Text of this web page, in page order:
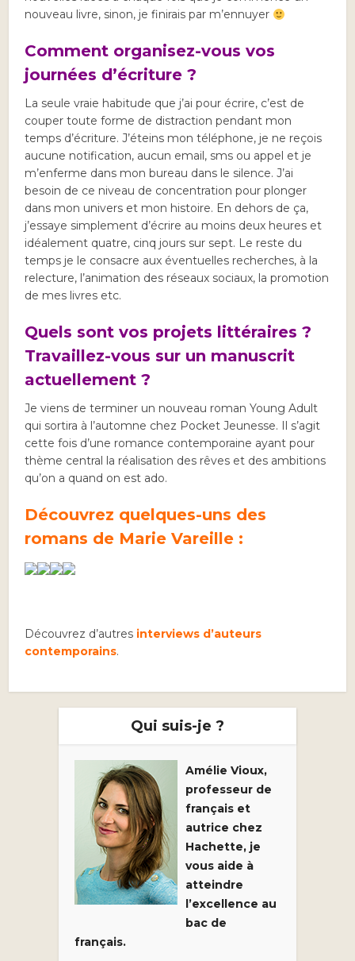
nouveau livre, sinon, je finirais par m’ennuyer
Comment organisez-vous vos
journées d’écriture ?
La seule vraie habitude que j’ai pour écrire, c’est de
couper toute forme de distraction pendant mon
temps d’écriture. J’éteins mon téléphone, je ne reçois
aucune notification, aucun email, sms ou appel et je
m’enferme dans mon bureau dans le silence. J’ai
besoin de ce niveau de concentration pour plonger
dans mon univers et mon histoire. En dehors de ça,
j’essaye simplement d’écrire au moins deux heures et
idéalement quatre, cinq jours sur sept. Le reste du
temps je le consacre aux éventuelles recherches, à la
relecture, l’animation des réseaux sociaux, la promotion
de mes livres etc.
Quels sont vos projets littéraires ?
Travaillez-vous sur un manuscrit
actuellement ?
Je viens de terminer un nouveau roman Young Adult
qui sortira à l’automne chez Pocket Jeunesse. Il s’agit
cette fois d’une romance contemporaine ayant pour
thème central la réalisation des rêves et des ambitions
qu’on a quand on est ado.
Découvrez quelques-uns des
romans de Marie Vareille :
Découvrez d’autres interviews d’auteurs
contemporains.
Qui suis-je ?
Amélie Vioux,
professeur de
français et
autrice chez
Hachette, je
vous aide à
atteindre
l’excellence au
bac de
français.